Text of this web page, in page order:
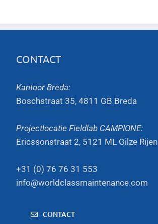
CONTACT
Kantoor Breda:
Boschstraat 35, 4811 GB Breda
Projectlocatie Fieldlab CAMPIONE:
Ericssonstraat 2, 5121 ML Gilze Rijen
+31 (0) 76 76 31 553
info@worldclassmaintenance.com
CONTACT